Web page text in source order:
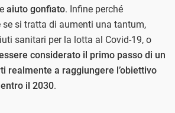
aiuto gonfiato. Infine perché
se si tratta di aumenti una tantum,
sanitari per la lotta al Covid-19, o
considerato il primo passo di un
realmente a raggiungere l’obiettivo
il 2030.